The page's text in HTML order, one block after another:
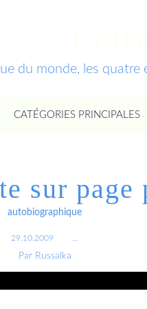
du monde, les
CATÉGORIES PRINCIPALES
sur page
autobiographique
29.10.2009
Par Russalka